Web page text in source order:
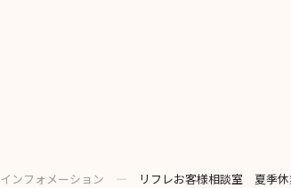
インフォメーション ― リフレお客様相談室 夏季